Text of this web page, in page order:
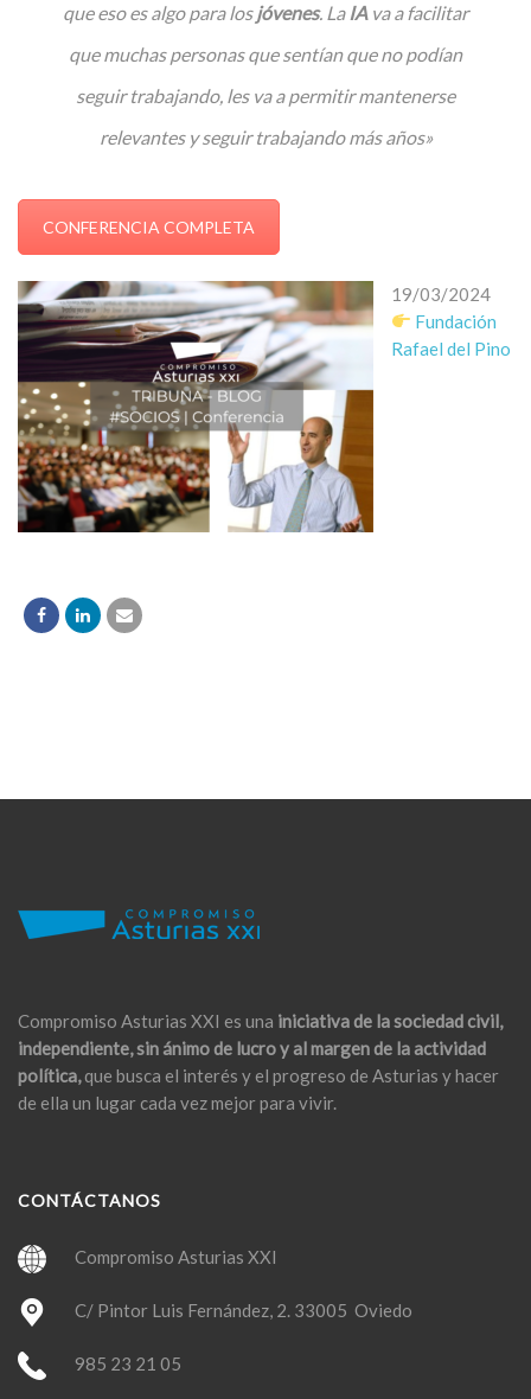
que eso es algo para losjóvenes. La IAva a facilitar
que muchas personas que sentían que no podían
seguir trabajando, les va a permitir mantenerse
relevantes y seguir trabajando más años»
CONFERENCIA COMPLETA
19/03/2024
Fundación
Rafael del Pino
Compromiso Asturias XXI es una iniciativa de la sociedad civil,
independiente, sin ánimo de lucro y al margen de la actividad
política,que busca el interés y el progreso de Asturias y hacer
de ella un lugar cada vez mejor para vivir.
CONTÁCTANOS
Compromiso Asturias XXI
C/ Pintor Luis Fernández, 2. 33005 Oviedo
985 23 21 05